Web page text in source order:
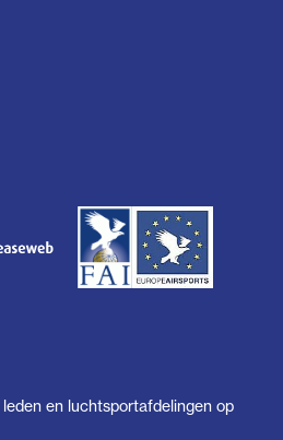
en luchtsportafdelingen op